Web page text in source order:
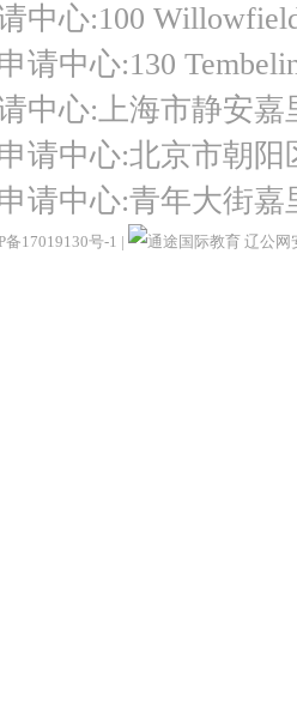
中心:100
请中心:130
中心:上海市静安嘉
请中心:北京市朝
请中心:青年大街
备17019130号-1 | 辽公网